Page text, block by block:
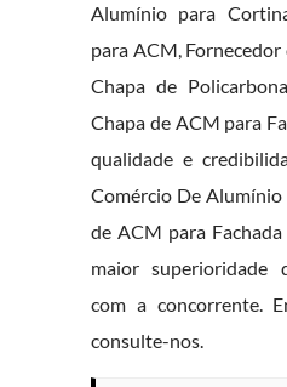
Alumínio para
para ACM,
Chapa de
Chapa de ACM para
qualidade e
Comércio De Alumínio
de ACM para
maior superioridade
com a concorrente.
consulte-nos.